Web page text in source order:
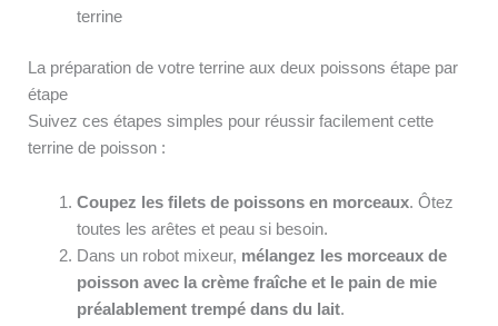
terrine
La préparation de votre terrine aux deux poissons étape par
étape
Suivez ces étapes simples pour réussir facilement cette
terrine de poisson :
Coupez les filets de poissons en morceaux. Ôtez
toutes les arêtes et peau si besoin.
Dans un robot mixeur, mélangez les morceaux de
poisson avec la crème fraîche et le pain de mie
préalablement trempé dans du lait.